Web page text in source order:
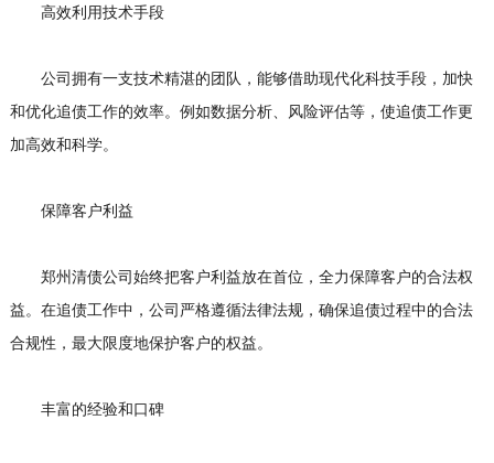
高效利用技术手段
公司拥有一支技术精湛的团队，能够借助现代化科技手段，加快
和优化追债工作的效率。例如数据分析、风险评估等，使追债工作更
加高效和科学。
保障客户利益
郑州清债公司始终把客户利益放在首位，全力保障客户的合法权
益。在追债工作中，公司严格遵循法律法规，确保追债过程中的合法
合规性，最大限度地保护客户的权益。
丰富的经验和口碑